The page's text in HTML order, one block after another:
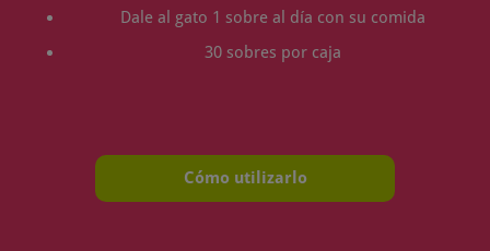
Dale al gato 1 sobre al día con su comida
30 sobres por caja
Cómo utilizarlo